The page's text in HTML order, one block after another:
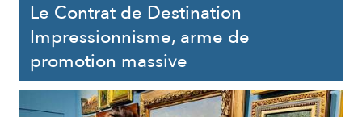
Le Contrat de Destination
Impressionnisme, arme de
promotion massive